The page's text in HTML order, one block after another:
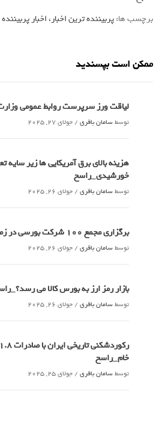
برچسب ها:پربیننده ترین اخبار، اخبار پربیننده
ممکن است بپسندید
لیاقت ورز سرپرست روابط عمومی
توسطسامان باقری / جولای 27, 2025
هزینه بالای برق آمریکایی ها زیر
خورشیدی_راسخ
توسطسامان باقری / جولای 26, 2025
برگزاری مجمع 100 شرکت بورسی در زمان اضافه_راسخ
توسطسامان باقری / جولای 26, 2025
بازار رمز ارز به بورس کالا می
توسطسامان باقری / جولای 26, 2025
خام_راسخ
توسطسامان باقری / جولای 25, 2025